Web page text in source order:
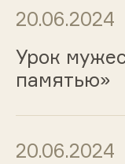
20.06.2024
Урок
памятью»
20.06.2024